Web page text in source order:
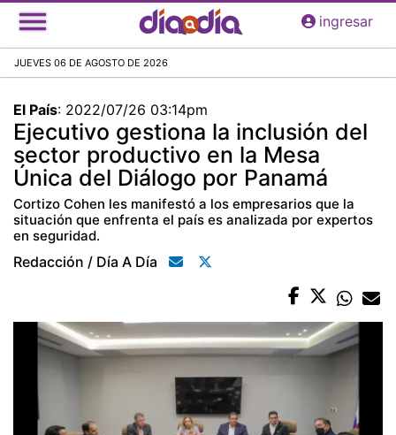
Pasar
al
principal
ingresar
JUEVES 06 DE AGOSTO DE 2026
El País: 2022/07/26 03:14pm
Ejecutivo gestiona la inclusión del
sector productivo en la Mesa
Única del Diálogo por Panamá
Cortizo Cohen les manifestó a los empresarios que la
situación que enfrenta el país es analizada por expertos
en seguridad.
Redacción / Día A Día